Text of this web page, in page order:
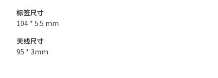
标签尺寸
104 * 5.5 mm
天线尺寸
95 * 3mm